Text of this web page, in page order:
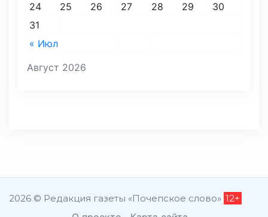
Август 2026
« Июл
24
25 26 27 28 29
30
31
2026 © Редакция газеты «Почепское слово» 12+